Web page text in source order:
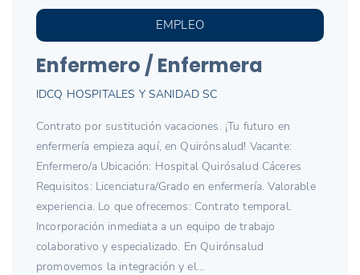
EMPLEO
Enfermero / Enfermera
IDCQ HOSPITALES Y SANIDAD SC
Contrato por sustitución vacaciones. ¡Tu futuro en
enfermería empieza aquí, en Quirónsalud! Vacante:
Enfermero/a Ubicación: Hospital Quirósalud Cáceres
Requisitos: Licenciatura/Grado en enfermería. Valorable
experiencia. Lo que ofrecemos: Contrato temporal.
Incorporación inmediata a un equipo de trabajo
colaborativo y especializado. En Quirónsalud
promovemos la integración y el...